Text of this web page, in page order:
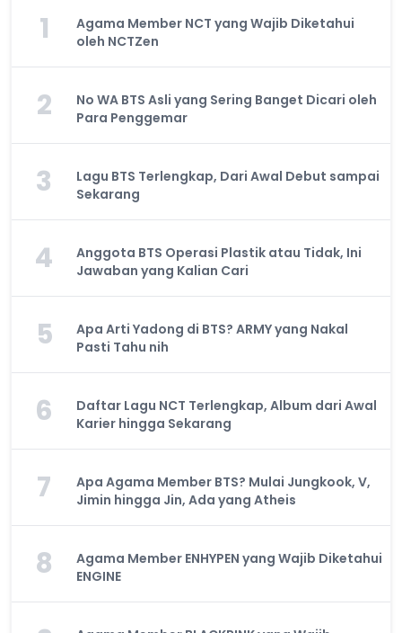
1
Agama Member NCT yang Wajib Diketahui
oleh NCTZen
2
No WA BTS Asli yang Sering Banget Dicari oleh
Para Penggemar
3
Lagu BTS Terlengkap, Dari Awal Debut sampai
Sekarang
4
Anggota BTS Operasi Plastik atau Tidak, Ini
Jawaban yang Kalian Cari
5
Apa Arti Yadong di BTS? ARMY yang Nakal
Pasti Tahu nih
6
Daftar Lagu NCT Terlengkap, Album dari Awal
Karier hingga Sekarang
7
Apa Agama Member BTS? Mulai Jungkook, V,
Jimin hingga Jin, Ada yang Atheis
8
Agama Member ENHYPEN yang Wajib Diketahui
ENGINE